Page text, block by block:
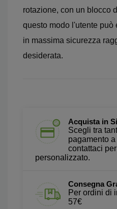
rotazione, con un blocco
questo modo l'utente può
in massima sicurezza
desiderata.
Acquista in
Scegli tra
pagamento
contattaci
personalizzato.
Consegna
Per ordini di
57€